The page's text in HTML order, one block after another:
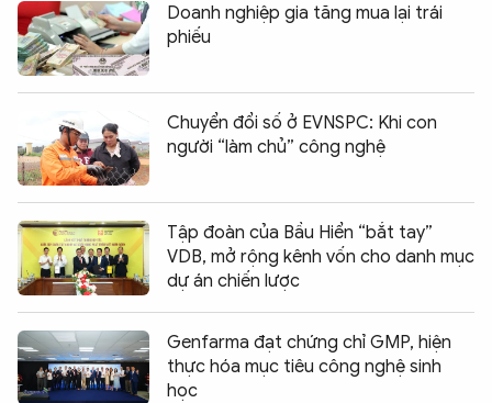
Doanh nghiệp gia tăng mua lại trái
phiếu
Chuyển đổi số ở EVNSPC: Khi con
người “làm chủ” công nghệ
Tập đoàn của Bầu Hiển “bắt tay”
VDB, mở rộng kênh vốn cho danh mục
dự án chiến lược
Genfarma đạt chứng chỉ GMP, hiện
thực hóa mục tiêu công nghệ sinh
học